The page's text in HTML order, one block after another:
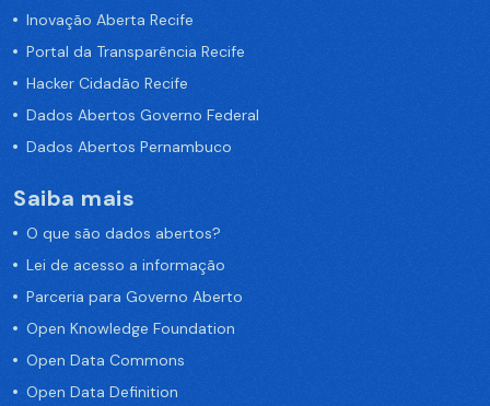
Inovação Aberta Recife
Portal da Transparência Recife
Hacker Cidadão Recife
Dados Abertos Governo Federal
Dados Abertos Pernambuco
Saiba mais
O que são dados abertos?
Lei de acesso a informação
Parceria para Governo Aberto
Open Knowledge Foundation
Open Data Commons
Open Data Definition